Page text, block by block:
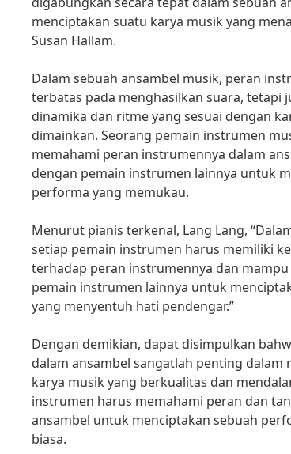
menciptakan suatu karya musik yang
Susan Hallam.
Dalam sebuah ansambel musik, peran
terbatas pada menghasilkan suara, tetapi
dinamika dan ritme yang sesuai dengan
dimainkan. Seorang pemain instrumen
memahami peran instrumennya dalam
dengan pemain instrumen lainnya untuk
performa yang memukau.
Menurut pianis terkenal, Lang Lang,
setiap pemain instrumen harus memiliki
terhadap peran instrumennya dan
pemain instrumen lainnya untuk
yang menyentuh hati pendengar.”
Dengan demikian, dapat disimpulkan
dalam ansambel sangatlah penting dalam
karya musik yang berkualitas dan
instrumen harus memahami peran dan
ansambel untuk menciptakan sebuah
biasa.